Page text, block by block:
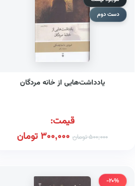
دست دوم
یادداشت‌هایی از خانه مردگان
قیمت:
500,000تومان 300,000تومان
-20%